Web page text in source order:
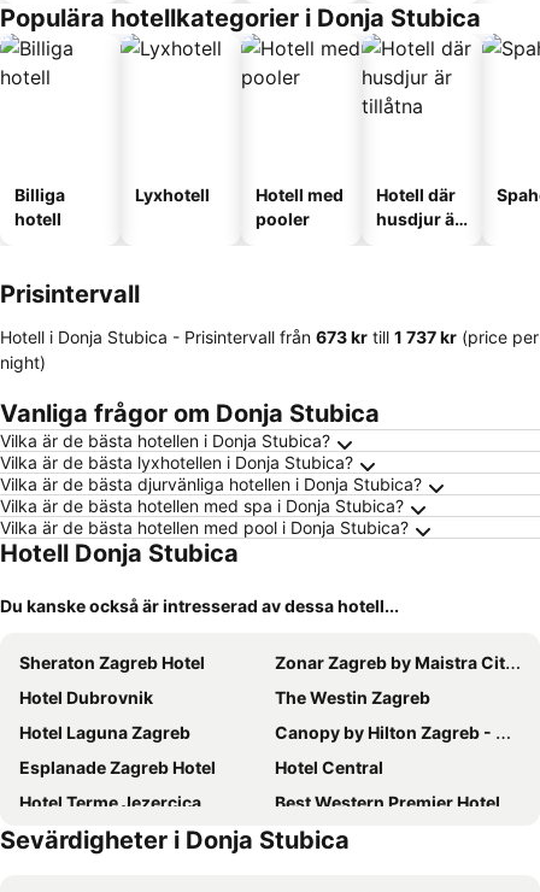
Populära hotellkategorier i Donja Stubica
Billiga
hotell
Lyxhotell
Hotell med
pooler
Hotell där
husdjur är
Prisintervall
Hotell i Donja Stubica - Prisintervall från ‎673 kr till ‎1 737 kr (price per
night)
Vanliga frågor om Donja Stubica
Vilka är de bästa hotellen i Donja Stubica?
Vilka är de bästa lyxhotellen i Donja Stubica?
Vilka är de bästa djurvänliga hotellen i Donja Stubica?
Vilka är de bästa hotellen med spa i Donja Stubica?
Vilka är de bästa hotellen med pool i Donja Stubica?
Hotell Donja Stubica
Du kanske också är intresserad av dessa hotell...
Sheraton Zagreb Hotel
Zonar Zagreb by Maistra City Vibes
Hotel Dubrovnik
The Westin Zagreb
Hotel Laguna Zagreb
Canopy by Hilton Zagreb - City Centre
Esplanade Zagreb Hotel
Hotel Central
Hotel Terme Jezercica
Best Western Premier Hotel Astoria
Timeout Heritage Hotel Zagreb
Art Hotel Like
Sevärdigheter i Donja Stubica